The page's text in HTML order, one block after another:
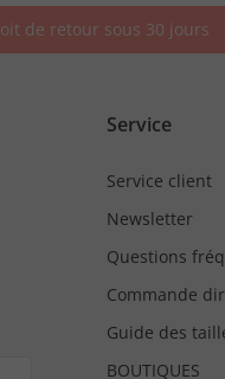
de retour sous 30 jours
Service
Service client
Newsletter
Questions
Commande
Guide des
BOUTIQUES